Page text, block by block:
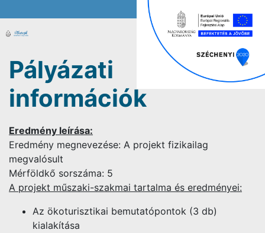
Pályázati
információk
Eredmény leírása:
Eredmény megnevezése: A projekt fizikailag
megvalósult
Mérföldkő sorszáma: 5
A projekt műszaki-szakmai tartalma és eredményei:
Az ökoturisztikai bemutatópontok (3 db)
kialakítása